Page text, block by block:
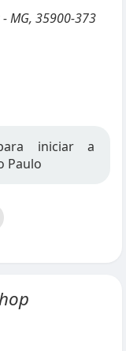
MG, 35900-373
iniciar a
Paulo